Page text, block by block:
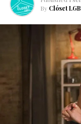
By Clóset